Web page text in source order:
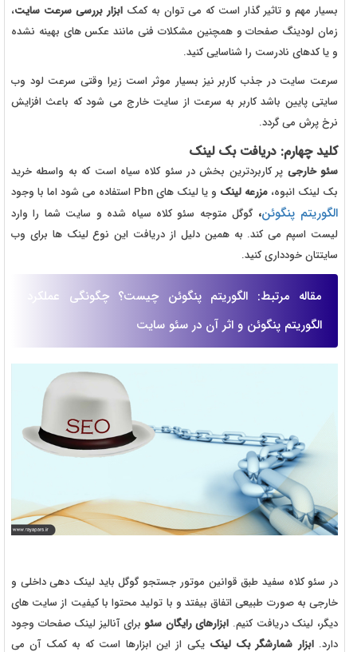
بسیار مهم و تاثیر گذار است که می توان به کمک ابزار بررسی سرعت سایت،
زمان لودینگ صفحات و همچنین مشکلات فنی مانند عکس های بهینه نشده
و یا کدهای نادرست را شناسایی کنید.
سرعت سایت در جذب کاربر نیز بسیار موثر است زیرا وقتی سرعت لود وب
سایتی پایین باشد کاربر به سرعت از سایت خارج می شود که باعث افزایش
نرخ پرش می گردد.
کلید چهارم: دریافت بک لینک
سئو خارجی پر کاربردترین بخش در سئو کلاه سیاه است که به واسطه خرید
بک لینک انبوه، مزرعه لینک و یا لینک های Pbn استفاده می شود اما با وجود
الگوریتم پنگوئن، گوگل متوجه سئو کلاه سیاه شده و سایت شما را وارد
لیست اسپم می کند. به همین دلیل از دریافت این نوع لینک ها برای وب
سایتتان خودداری کنید.
مقاله مرتبط: الگوریتم پنگوئن چیست؟ چگونگی عملکرد
الگوریتم پنگوئن و اثر آن در سئو سایت
در سئو کلاه سفید طبق قوانین موتور جستجو گوگل باید لینک دهی داخلی و
خارجی به صورت طبیعی اتفاق بیفتد و با تولید محتوا با کیفیت از سایت های
دیگر، لینک دریافت کنیم. ابزارهای رایگان سئو برای آنالیز لینک صفحات وجود
دارد.ابزار شمارشگر بک لینک یکی از این ابزارها است که به کمک آن می